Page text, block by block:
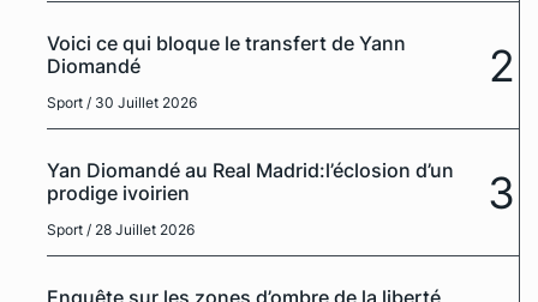
Voici ce qui bloque le transfert de Yann
Diomandé
Sport / 30 Juillet 2026
2
Yan Diomandé au Real Madrid:l’éclosion d’un
prodige ivoirien
Sport / 28 Juillet 2026
3